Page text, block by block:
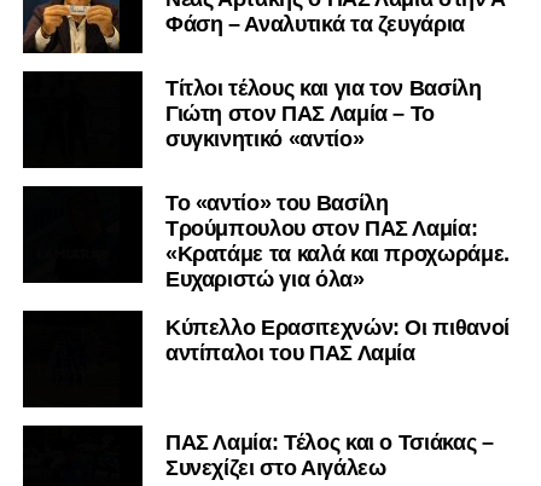
Φάση – Αναλυτικά τα ζευγάρια
Τίτλοι τέλους και για τον Βασίλη
Γιώτη στον ΠΑΣ Λαμία – Το
συγκινητικό «αντίο»
Το «αντίο» του Βασίλη
Τρούμπουλου στον ΠΑΣ Λαμία:
«Κρατάμε τα καλά και προχωράμε.
Ευχαριστώ για όλα»
Κύπελλο Ερασιτεχνών: Οι πιθανοί
αντίπαλοι του ΠΑΣ Λαμία
ΠΑΣ Λαμία: Τέλος και ο Τσιάκας –
Συνεχίζει στο Αιγάλεω